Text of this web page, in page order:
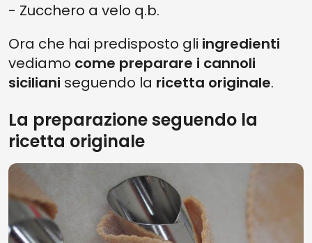
- Zucchero a velo q.b.
Ora che hai predisposto gli ingredienti
vediamo come preparare i cannoli
siciliani seguendo la ricetta originale.
La preparazione seguendo la
ricetta originale